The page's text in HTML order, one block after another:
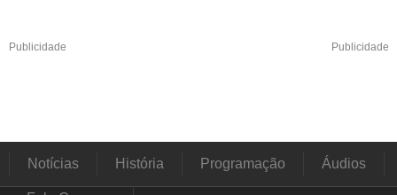
Publicidade Publicidade
Notícias História Programação Áudios